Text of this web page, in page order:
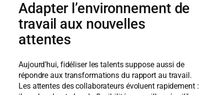
Adapter l’environnement de
travail aux nouvelles
attentes
Aujourd’hui, fidéliser les talents suppose aussi de
répondre aux transformations du rapport au travail.
Les attentes des collaborateurs évoluent rapidement :